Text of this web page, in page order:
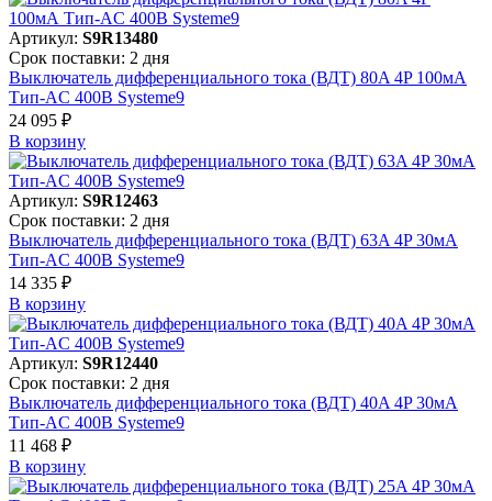
Артикул: S9R13480
Срок поставки: 2 дня
Выключатель дифференциального тока (ВДТ) 80A 4P 100мА
Тип-AC 400В Systeme9
24 095 ₽
В корзинy
Артикул: S9R12463
Срок поставки: 2 дня
Выключатель дифференциального тока (ВДТ) 63A 4P 30мА
Тип-AC 400В Systeme9
14 335 ₽
В корзинy
Артикул: S9R12440
Срок поставки: 2 дня
Выключатель дифференциального тока (ВДТ) 40A 4P 30мА
Тип-AC 400В Systeme9
11 468 ₽
В корзинy